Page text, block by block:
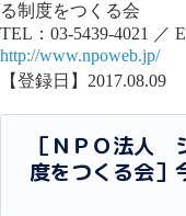
る制度をつくる会
TEL：03-5439-4021 ／
http://www.npoweb.jp/
【登録日】2017.08.09
［ＮＰＯ法人
度をつくる会］